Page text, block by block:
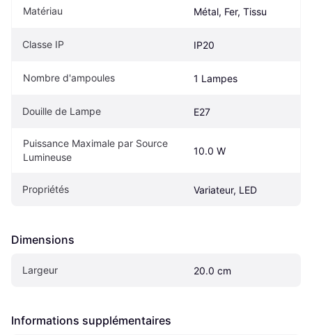
Matériau Métal, Fer, Tissu
Classe IP IP20
Nombre d'ampoules 1 Lampes
Douille de Lampe E27
Puissance Maximale par Source
Lumineuse
10.0 W
Propriétés Variateur, LED
Dimensions
Largeur 20.0 cm
Informations supplémentaires